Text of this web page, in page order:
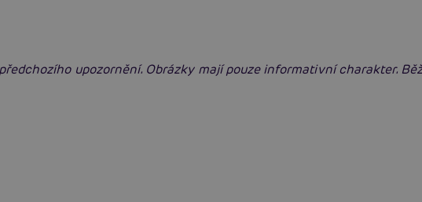
upozornění. Obrázky mají pouze informativní charakter.